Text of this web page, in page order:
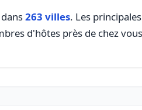
263 villes. Les
d'hôtes près de chez